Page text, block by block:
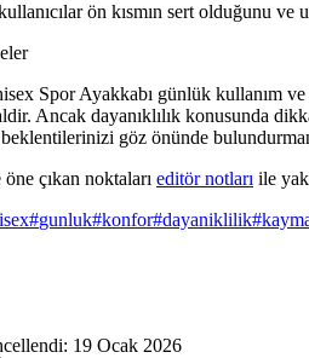
ön kısmın sert olduğunu ve
Spor Ayakkabı günlük kullanım
Ancak dayanıklılık konusunda
beklentilerinizi göz önünde
çıkan noktaları editör notları ile
#gunluk#konfor#dayaniklilik#
19 Ocak 2026